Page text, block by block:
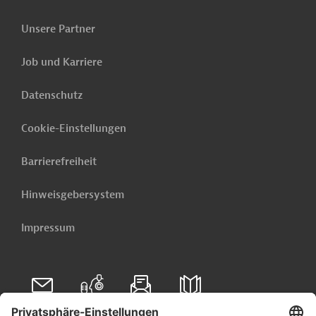
Unsere Partner
Job und Karriere
Datenschutz
Cookie-Einstellungen
Barrierefreiheit
Hinweisgebersystem
Impressum